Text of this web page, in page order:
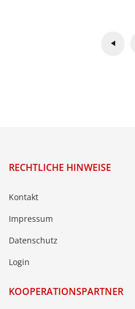
RECHTLICHE HINWEISE
Kontakt
Impressum
Datenschutz
Login
KOOPERATIONSPARTNER